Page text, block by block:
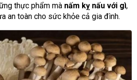
thực phẩm mà nấm kỵ nấu với gì,
an toàn cho sức khỏe cả gia đình.